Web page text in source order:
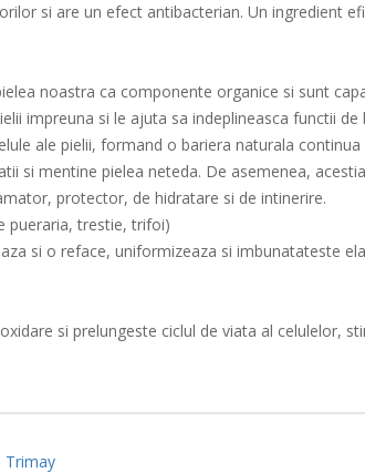
si are un efect antibacterian. Un ingredient
noastra ca componente organice si sunt
impreuna si le ajuta sa indeplineasca functii
ale pielii, formand o bariera naturala
si mentine pielea neteda. De asemenea,
protector, de hidratare si de intinerire.
pueraria, trestie, trifoi)
si o reface, uniformizeaza si imbunatateste
si prelungeste ciclul de viata al celulelor,
Trimay